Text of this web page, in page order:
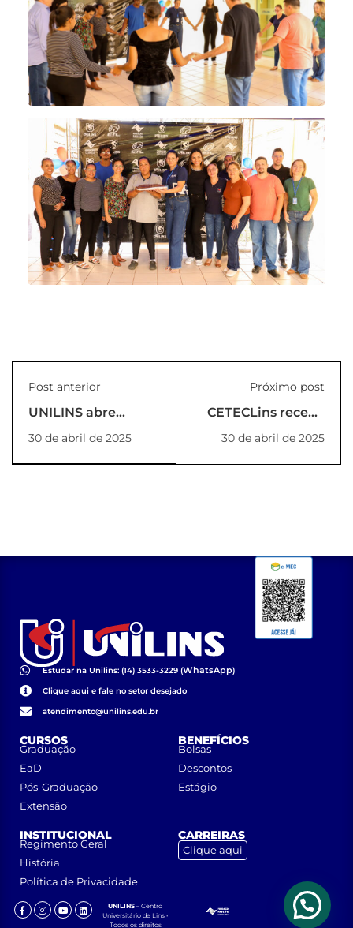
Post anterior
UNILINS abre
inscrições para
Curso de Extensão
em Libras – Nível
30 de abril de 2025
Próximo post
CETECLins recebe
visita da E.E. Moacyr
Miranda Pinto, de
Promissão
30 de abril de 2025
Estudar na Unilins: (14) 3533-3229 (WhatsApp)
Clique aqui e fale no setor desejado
atendimento@unilins.edu.br
CURSOS
Graduação
EaD
Pós-Graduação
Extensão
BENEFÍCIOS
Bolsas
Descontos
Estágio
INSTITUCIONAL
Regimento Geral
História
Política de Privacidade
CARREIRAS
Clique aqui
UNILINS – Centro
Universitário de Lins •
Todos os direitos